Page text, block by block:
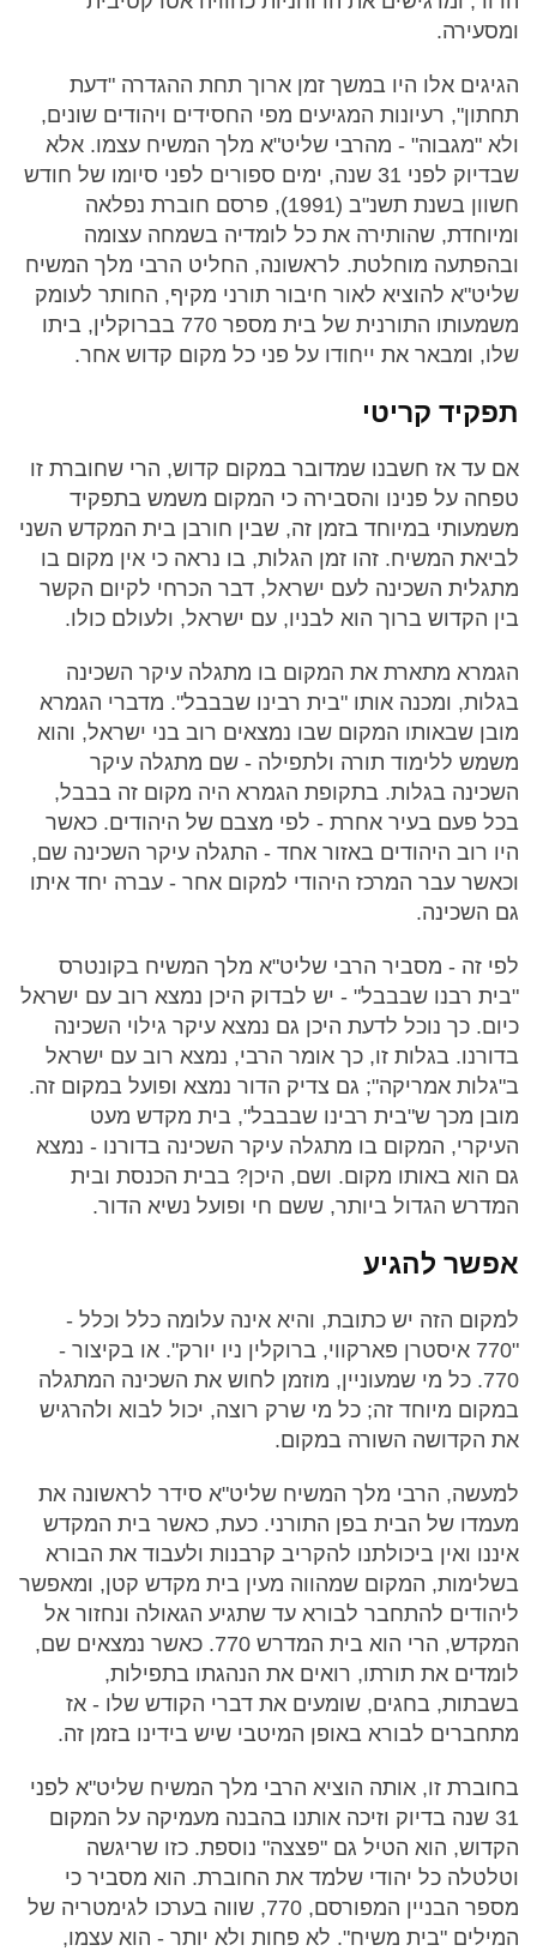
ומסעירה.
הגיגים אלו היו במשך זמן ארוך תחת ההגדרה "דעת
תחתון", רעיונות המגיעים מפי החסידים ויהודים שונים,
ולא "מגבוה" - מהרבי שליט"א מלך המשיח עצמו. אלא
שבדיוק לפני 31 שנה, ימים ספורים לפני סיומו של חודש
חשוון בשנת תשנ"ב (1991), פרסם חוברת נפלאה
ומיוחדת, שהותירה את כל לומדיה בשמחה עצומה
ובהפתעה מוחלטת. לראשונה, החליט הרבי מלך המשיח
שליט"א להוציא לאור חיבור תורני מקיף, החותר לעומק
משמעותו התורנית של בית מספר 770 בברוקלין, ביתו
שלו, ומבאר את ייחודו על פני כל מקום קדוש אחר.
תפקיד קריטי
אם עד אז חשבנו שמדובר במקום קדוש, הרי שחוברת זו
טפחה על פנינו והסבירה כי המקום משמש בתפקיד
משמעותי במיוחד בזמן זה, שבין חורבן בית המקדש השני
לביאת המשיח. זהו זמן הגלות, בו נראה כי אין מקום בו
מתגלית השכינה לעם ישראל, דבר הכרחי לקיום הקשר
בין הקדוש ברוך הוא לבניו, עם ישראל, ולעולם כולו.
הגמרא מתארת את המקום בו מתגלה עיקר השכינה
בגלות, ומכנה אותו "בית רבינו שבבבל". מדברי הגמרא
מובן שבאותו המקום שבו נמצאים רוב בני ישראל, והוא
משמש ללימוד תורה ולתפילה - שם מתגלה עיקר
השכינה בגלות. בתקופת הגמרא היה מקום זה בבבל,
בכל פעם בעיר אחרת - לפי מצבם של היהודים. כאשר
היו רוב היהודים באזור אחד - התגלה עיקר השכינה שם,
וכאשר עבר המרכז היהודי למקום אחר - עברה יחד איתו
גם השכינה.
לפי זה - מסביר הרבי שליט"א מלך המשיח בקונטרס
"בית רבנו שבבבל" - יש לבדוק היכן נמצא רוב עם ישראל
כיום. כך נוכל לדעת היכן גם נמצא עיקר גילוי השכינה
בדורנו. בגלות זו, כך אומר הרבי, נמצא רוב עם ישראל
ב"גלות אמריקה"; גם צדיק הדור נמצא ופועל במקום זה.
מובן מכך ש"בית רבינו שבבבל", בית מקדש מעט
העיקרי, המקום בו מתגלה עיקר השכינה בדורנו - נמצא
גם הוא באותו מקום. ושם, היכן? בבית הכנסת ובית
המדרש הגדול ביותר, ששם חי ופועל נשיא הדור.
אפשר להגיע
למקום הזה יש כתובת, והיא אינה עלומה כלל וכלל -
"770 איסטרן פארקווי, ברוקלין ניו יורק". או בקיצור -
770. כל מי שמעוניין, מוזמן לחוש את השכינה המתגלה
במקום מיוחד זה; כל מי שרק רוצה, יכול לבוא ולהרגיש
את הקדושה השורה במקום.
למעשה, הרבי מלך המשיח שליט"א סידר לראשונה את
מעמדו של הבית בפן התורני. כעת, כאשר בית המקדש
איננו ואין ביכולתנו להקריב קרבנות ולעבוד את הבורא
בשלימות, המקום שמהווה מעין בית מקדש קטן, ומאפשר
ליהודים להתחבר לבורא עד שתגיע הגאולה ונחזור אל
המקדש, הרי הוא בית המדרש 770. כאשר נמצאים שם,
לומדים את תורתו, רואים את הנהגתו בתפילות,
בשבתות, בחגים, שומעים את דברי הקודש שלו - אז
מתחברים לבורא באופן המיטבי שיש בידינו בזמן זה.
בחוברת זו, אותה הוציא הרבי מלך המשיח שליט"א לפני
31 שנה בדיוק וזיכה אותנו בהבנה מעמיקה על המקום
הקדוש, הוא הטיל גם "פצצה" נוספת. כזו שריגשה
וטלטלה כל יהודי שלמד את החוברת. הוא מסביר כי
מספר הבניין המפורסם, 770, שווה בערכו לגימטריה של
המילים "בית משיח". לא פחות ולא יותר - הוא עצמו,